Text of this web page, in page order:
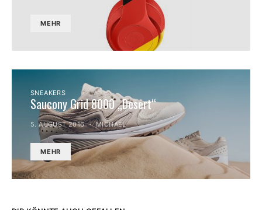
MEHR
SNEAKERS
Saucony Grid 8000 „Desert“
5. AUGUST 2016 MICHAEL
MEHR